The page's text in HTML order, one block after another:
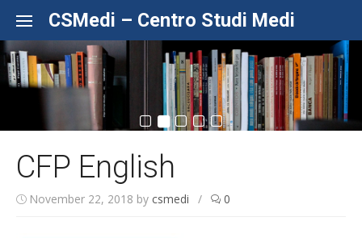
CSMedi – Centro Studi Medi
CFP English
November 22, 2018 by csmedi / 0